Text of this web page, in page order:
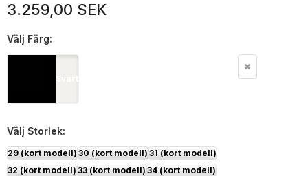
3.259,00 SEK
Välj Färg:
Svart
Välj Storlek:
29 (kort modell) 30 (kort modell) 31 (kort modell)
32 (kort modell) 33 (kort modell) 34 (kort modell)